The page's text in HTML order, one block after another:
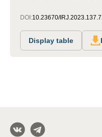
DOI:10.23670/
Display table